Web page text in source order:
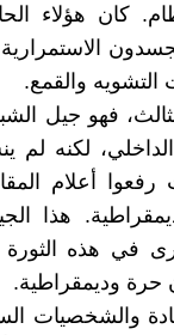
كان هؤلاء
والقمع.
فهو جيل
لكنه لم
رفعوا أعلام
هذا
في هذه الثورة
حرة وديمقراطية.
والشخصيات